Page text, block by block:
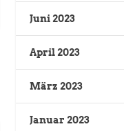
Juni 2023
April 2023
März 2023
Januar 2023